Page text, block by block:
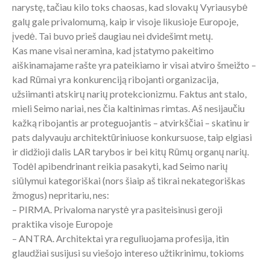
narystę, tačiau kilo toks chaosas, kad slovakų Vyriausybė
galų gale privalomumą, kaip ir visoje likusioje Europoje,
įvedė. Tai buvo prieš daugiau nei dvidešimt metų.
Kas mane visai neramina, kad įstatymo pakeitimo
aiškinamajame rašte yra pateikiamo ir visai atviro šmeižto –
kad Rūmai yra konkurenciją ribojanti organizacija,
užsiimanti atskirų narių protekcionizmu. Faktus ant stalo,
mieli Seimo nariai, nes čia kaltinimas rimtas. Aš nesijaučiu
kažką ribojantis ar proteguojantis – atvirkščiai – skatinu ir
pats dalyvauju architektūriniuose konkursuose, taip elgiasi
ir didžioji dalis LAR tarybos ir bei kitų Rūmų organų narių.
Todėl apibendrinant reikia pasakyti, kad Seimo narių
siūlymui kategoriškai (nors šiaip aš tikrai nekategoriškas
žmogus) nepritariu, nes:
– PIRMA. Privaloma narystė yra pasiteisinusi geroji
praktika visoje Europoje
– ANTRA. Architektai yra reguliuojama profesija, itin
glaudžiai susijusi su viešojo intereso užtikrinimu, tokioms